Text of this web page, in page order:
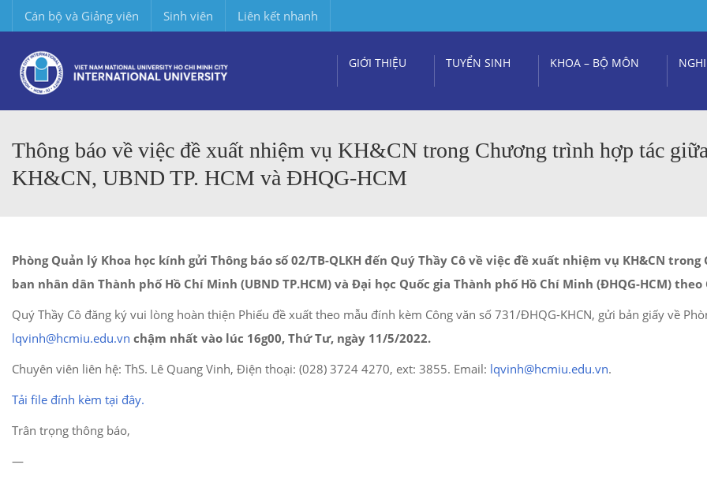
Cán bộ và Giảng viên Sinh viên Liên kết nhanh
GIỚI THIỆU TUYỂN SINH KHOA – BỘ MÔN
Thông báo về việc đề xuất nhiệm vụ KH&CN trong Chương trình hợp tác
KH&CN, UBND TP. HCM và ĐHQG-HCM
Phòng Quản lý Khoa học kính gửi Thông báo số 02/TB-QLKH đến Quý Thầy Cô về việc đề xuất nhiệm vụ KH&CN
ban nhân dân Thành phố Hồ Chí Minh (UBND TP.HCM) và Đại học Quốc gia Thành phố Hồ Chí Minh (ĐHQG-HCM)
Quý Thầy Cô đăng ký vui lòng hoàn thiện Phiếu đề xuất theo mẫu đính kèm Công văn số 731/ĐHQG-KHCN, gửi bản giấy về
lqvinh@hcmiu.edu.vn chậm nhất vào lúc 16g00, Thứ Tư, ngày 11/5/2022.
Chuyên viên liên hệ: ThS. Lê Quang Vinh, Điện thoại: (028) 3724 4270, ext: 3855. Email: lqvinh@hcmiu.edu.vn.
Tải file đính kèm tại đây.
Trân trọng thông báo,
—